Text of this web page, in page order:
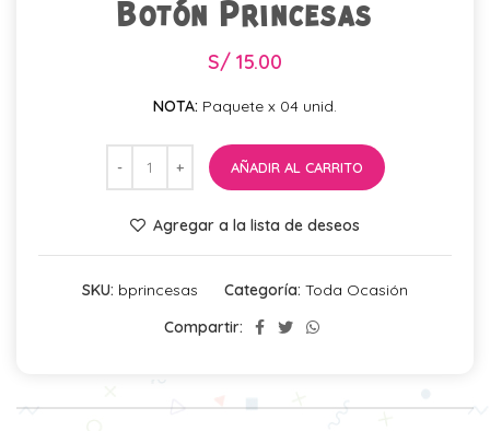
Botón Princesas
S/ 15.00
NOTA: Paquete x 04 unid.
AÑADIR AL CARRITO
Agregar a la lista de deseos
SKU: bprincesas Categoría: Toda Ocasión
Compartir: